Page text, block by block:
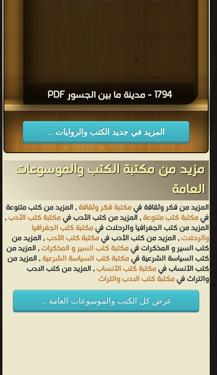
1794 - مدينة ما بين الجسور PDF
المزيد في جديد الكتب والروايات ..
مزيد من مكتبة الكتب والموسوعات
العامة
المزيد من فكر وثقافة فيمكتبة فكر وثقافة, المزيد من كتب متنوعة
فيمكتبة كتب متنوعة, المزيد من كتب الأدب فيمكتبة كتب الأدب,
المزيد من كتب الجغرافيا والرحلات فيمكتبة كتب الجغرافيا
والرحلات, المزيد من كتب الأدب فيمكتبة كتب الأدب, المزيد من
كتب السير و المذكرات فيمكتبة كتب السير و المذكرات, المزيد من
كتب السياسة الشرعية فيمكتبة كتب السياسة الشرعية, المزيد من
كتب الأنساب فيمكتبة كتب الأنساب, المزيد من كتب الادب
والتراث فيمكتبة كتب الادب والتراث
عرض كل الكتب والموسوعات العامة ..